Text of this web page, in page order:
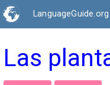
LanguageGuide.org
Las